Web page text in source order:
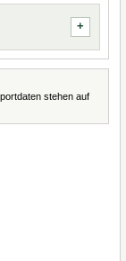
stehen auf